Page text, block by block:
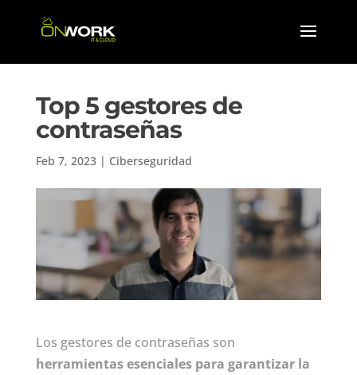
Top 5 gestores de
contraseñas
Feb 7, 2023| Ciberseguridad
Los gestores de contraseñas son
herramientas esenciales para garantizar la